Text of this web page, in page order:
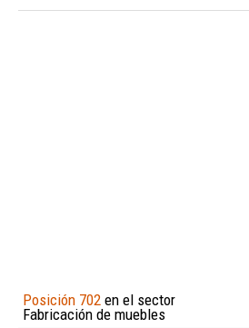
Posición 702 en el sector
Fabricación de muebles